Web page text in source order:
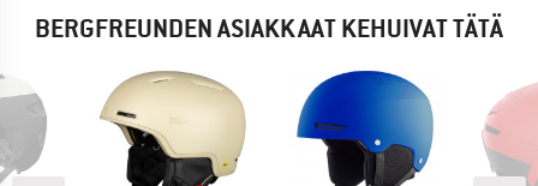
BERGFREUNDEN ASIAKKAAT KEHUIVAT TÄTÄ